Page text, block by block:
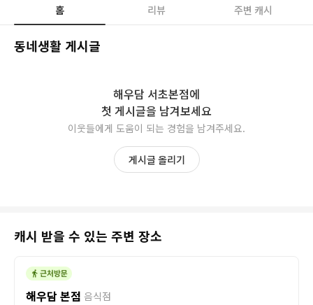
홈 리뷰 주변 캐시
동네생활 게시글
해우담 서초본점에
첫 게시글을 남겨보세요
이웃들에게 도움이 되는 경험을 남겨주세요.
게시글 올리기
캐시 받을 수 있는 주변 장소
해우담 본점 음식점